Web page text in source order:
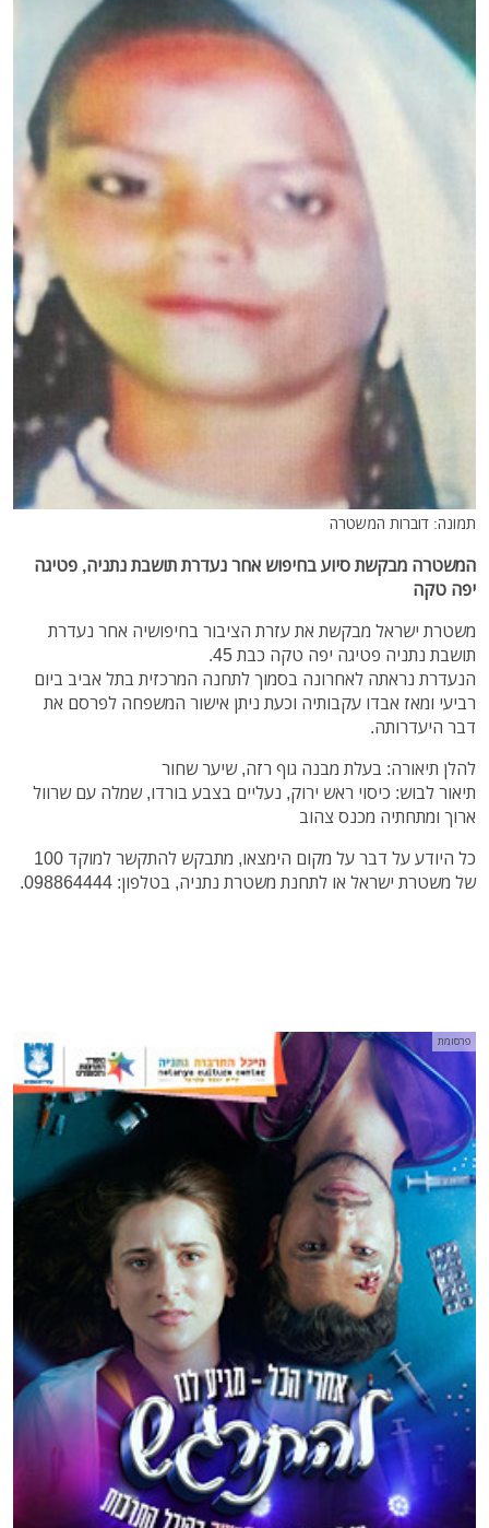
תמונה: דוברות המשטרה
המשטרה מבקשת סיוע בחיפוש אחר נעדרת תושבת נתניה, פטיגה
יפה טקה
משטרת ישראל מבקשת את עזרת הציבור בחיפושיה אחר נעדרת
תושבת נתניה פטיגה יפה טקה כבת 45.
הנעדרת נראתה לאחרונה בסמוך לתחנה המרכזית בתל אביב ביום
רביעי ומאז אבדו עקבותיה וכעת ניתן אישור המשפחה לפרסם את
דבר היעדרותה.
להלן תיאורה: בעלת מבנה גוף רזה, שיער שחור
תיאור לבוש: כיסוי ראש ירוק, נעליים בצבע בורדו, שמלה עם שרוול
ארוך ומתחתיה מכנס צהוב
כל היודע על דבר על מקום הימצאו, מתבקש להתקשר למוקד 100
של משטרת ישראל או לתחנת משטרת נתניה, בטלפון: 098864444.
פרסומת